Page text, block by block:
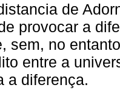
de
provocar a
sem, no
entre a
a diferença.